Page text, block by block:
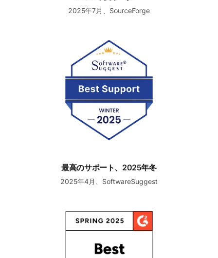
2025年7月、SourceForge
最高のサポート、2025年冬
2025年4月、SoftwareSuggest
中小企業向けの最高のサポート